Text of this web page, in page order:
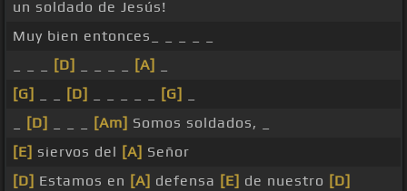
un soldado de Jesús!
Muy bien entonces_ _ _ _ _
[D] [A]
[G]
[D] [G]
[D] [Am] Somos soldados, _
[E] siervos del [A] Señor
[D] Estamos en [A] defensa [E] de nuestro [D]